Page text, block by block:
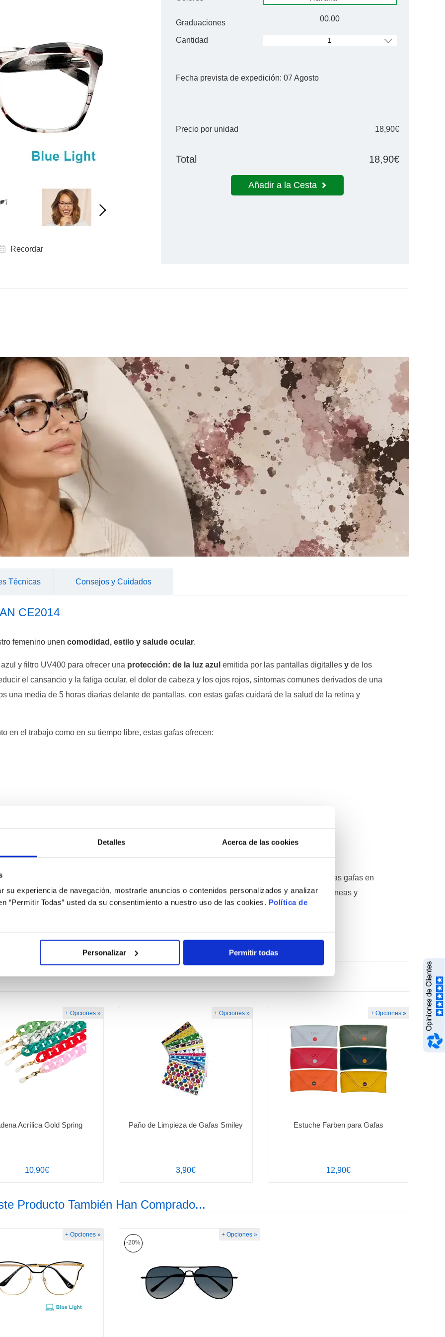
Detalles Acerca de las cookies
su experiencia de navegación, mostrarle anuncios o contenidos personalizados y analizar
“Permitir Todas” usted da su consentimiento a nuestro uso de las cookies. Política de
Personalizar Permitir todas
Next
Recordar
Graduaciones 00.00
Cantidad
Fecha prevista de expedición: 07 Agosto
Precio por unidad 18,90€
Total 18,90€
Añadir a la Cesta
Técnicas Consejos y Cuidados
CE2014
femenino unen comodidad, estilo y salude ocular.
y filtro UV400 para ofrecer una protección: de la luz azul emitida por las pantallas digitalles y de los
el cansancio y la fatiga ocular, el dolor de cabeza y los ojos rojos, síntomas comunes derivados de una
una media de 5 horas diarias delante de pantallas, con estas gafas cuidará de la salud de la retina y
en el trabajo como en su tiempo libre, estas gafas ofrecen:
ideales para Mujeres
de la luz azul, manteniendo un
, ponemos a su disposición estas gafas en
bien a los rostros ovales, triangulares y en forma de corazón, destacando la belleza de sus líneas y
Acrílica Gold Spring
10,90€
+ Opciones »
Paño de Limpieza de Gafas Smiley
3,90€
+ Opciones »
Estuche Farben para Gafas
12,90€
+ Opciones »
Producto También Han Comprado...
+ Opciones »
-20%
+ Opciones »